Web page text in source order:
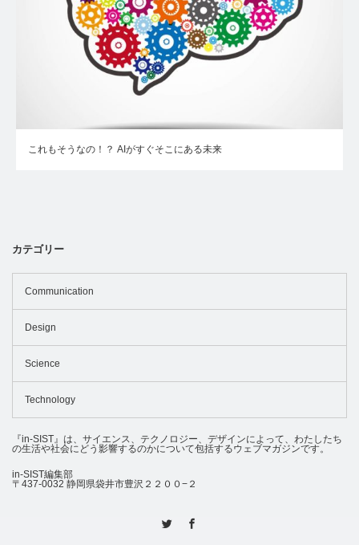
これもそうなの！？ AIがすぐそこにある未来
カテゴリー
Communication
Design
Science
Technology
『in-SIST』は、サイエンス、テクノロジー、デザインによって、わたしたち
の生活や社会にどう影響するのかについて包括するウェブマガジンです。
in-SIST編集部
〒437-0032 静岡県袋井市豊沢２２００−２